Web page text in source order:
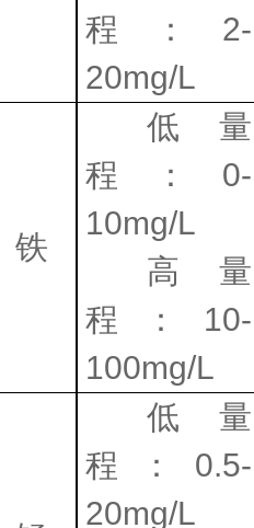
程： 2-
20mg/L
铁
低量
程： 0-
10mg/L
高量
程： 10-
100mg/L
低量
程： 0.5-
20mg/L